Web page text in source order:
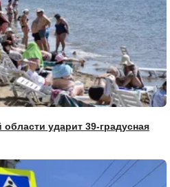
ударит 39-градусная